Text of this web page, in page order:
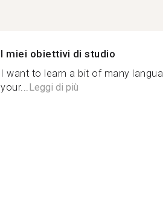
I miei obiettivi di studio
I want to learn a bit of many
your... Leggi di più